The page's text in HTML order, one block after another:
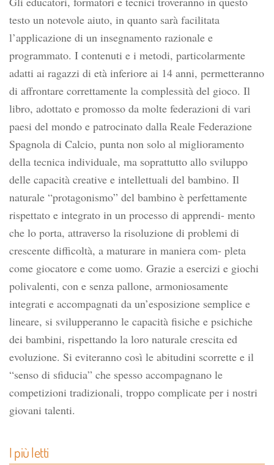
testo un notevole aiuto, in quanto sarà facilitata
l’applicazione di un insegnamento razionale e
programmato. I contenuti e i metodi, particolarmente
adatti ai ragazzi di età inferiore ai 14 anni, permetteranno
di affrontare correttamente la complessità del gioco. Il
libro, adottato e promosso da molte federazioni di vari
paesi del mondo e patrocinato dalla Reale Federazione
Spagnola di Calcio, punta non solo al miglioramento
della tecnica individuale, ma soprattutto allo sviluppo
delle capacità creative e intellettuali del bambino. Il
naturale “protagonismo” del bambino è perfettamente
rispettato e integrato in un processo di apprendi- mento
che lo porta, attraverso la risoluzione di problemi di
crescente difficoltà, a maturare in maniera com- pleta
come giocatore e come uomo. Grazie a esercizi e giochi
polivalenti, con e senza pallone, armoniosamente
integrati e accompagnati da un’esposizione semplice e
lineare, si svilupperanno le capacità fisiche e psichiche
dei bambini, rispettando la loro naturale crescita ed
evoluzione. Si eviteranno così le abitudini scorrette e il
“senso di sfiducia” che spesso accompagnano le
competizioni tradizionali, troppo complicate per i nostri
giovani talenti.
I più letti